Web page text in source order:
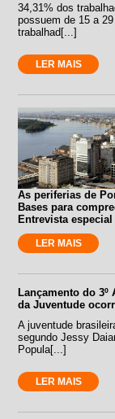
34,31% dos
possuem de 15 a
trabalhad[...]
LER MAIS
As periferias de
Bases para
Entrevista
LER MAIS
Lançamento do 3º
da Juventude
A juventude
segundo Jessy
Popula[...]
LER MAIS